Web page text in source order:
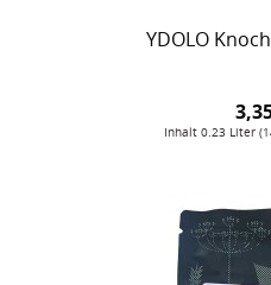
YDOLO
Inhalt0.23 Liter